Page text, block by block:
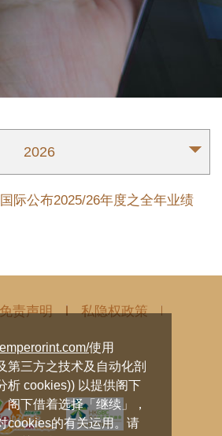
使用
第三方之技术及自动化剖
析 cookies)) 以提供阁下
阁下借着选择「继续」，
cookies的有关运用。请
2026
际公布2025/26年度之全年业绩
免责声明 私隐权政策